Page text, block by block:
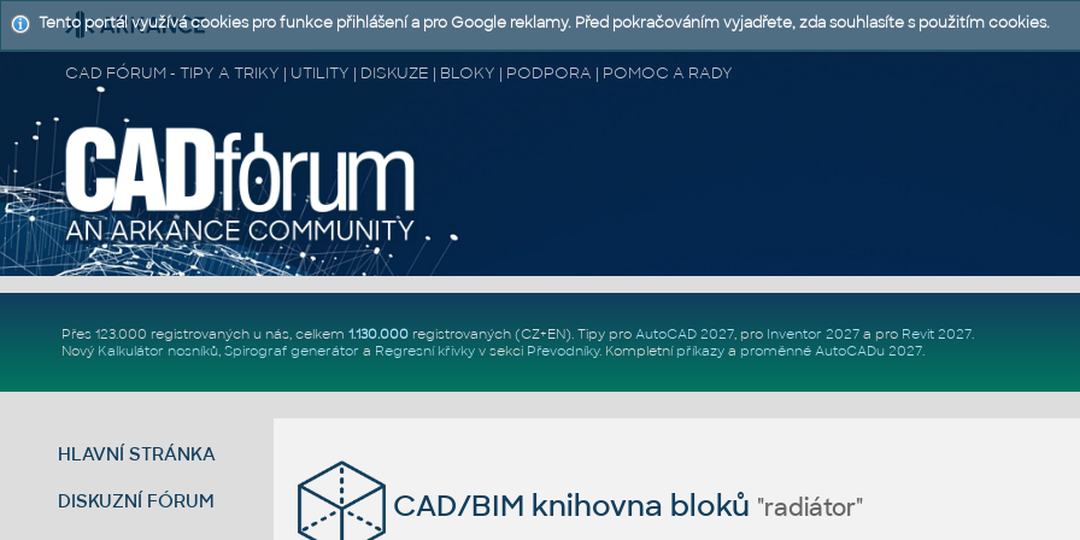
CAD FÓRUM - TIPY A TRIKY | UTILITY | DISKUZE | BLOKY | PODPORA | POMOC A RADY
Přes 123.000 registrovaných u nás, celkem 1.130.000registrovaných (CZ+EN). Tipy pro AutoCAD 2027, pro Inventor 2027a pro Revit 2027.
Nový Kalkulátor nosníků, Spirograf generátor a Regresní křivkyv sekci Převodníky. Kompletní příkazya proměnné AutoCADu 2027.
HLAVNÍ STRÁNKA
DISKUZNÍ FÓRUM CAD/BIM knihovna bloků "radiátor"
Tento portál využívá cookies pro funkce přihlášení a pro Google reklamy. Před pokračováním vyjadřete, zda souhlasíte s použitím cookies.